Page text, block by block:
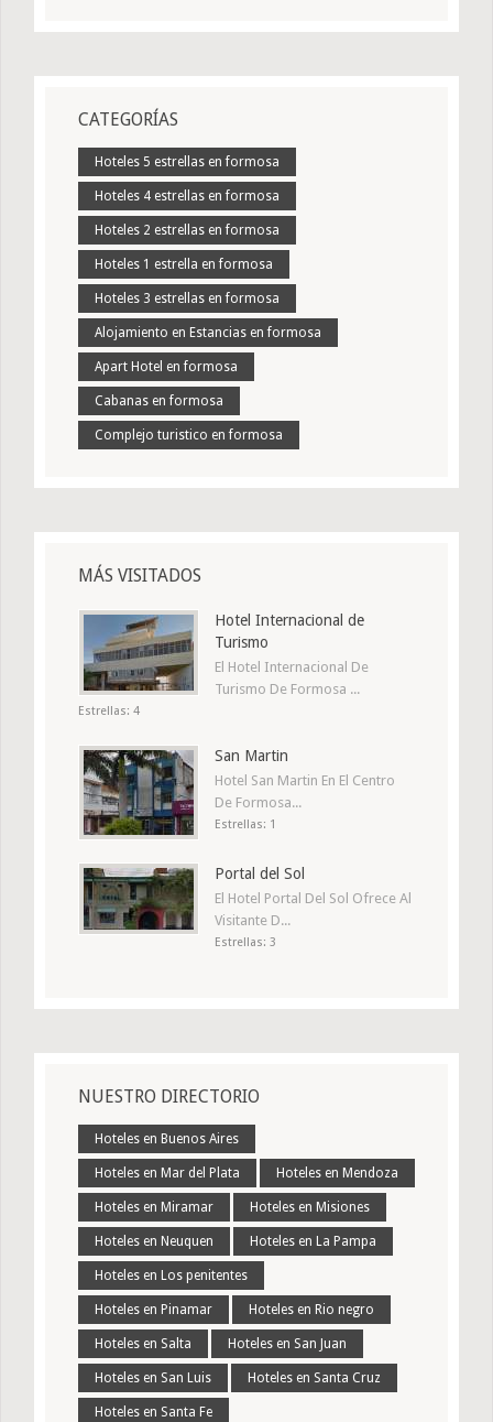
CATEGORÍAS
Hoteles 5 estrellas en formosa
Hoteles 4 estrellas en formosa
Hoteles 2 estrellas en formosa
Hoteles 1 estrella en formosa
Hoteles 3 estrellas en formosa
Alojamiento en Estancias en formosa
Apart Hotel en formosa
Cabanas en formosa
Complejo turistico en formosa
MÁS VISITADOS
Hotel Internacional de
Turismo
El Hotel Internacional De
Turismo De Formosa ...
Estrellas: 4
San Martin
Hotel San Martin En El Centro
De Formosa...
Estrellas: 1
Portal del Sol
El Hotel Portal Del Sol Ofrece Al
Visitante D...
Estrellas: 3
NUESTRO DIRECTORIO
Hoteles en Buenos Aires
Hoteles en Mar del Plata Hoteles en Mendoza
Hoteles en Miramar Hoteles en Misiones
Hoteles en Neuquen Hoteles en La Pampa
Hoteles en Los penitentes
Hoteles en Pinamar Hoteles en Rio negro
Hoteles en Salta Hoteles en San Juan
Hoteles en San Luis Hoteles en Santa Cruz
Hoteles en Santa Fe